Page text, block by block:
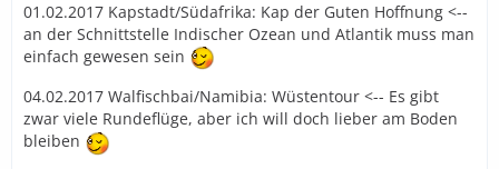
01.02.2017 Kapstadt/Südafrika: Kap der Guten Hoffnung <--
an der Schnittstelle Indischer Ozean und Atlantik muss man
einfach gewesen sein
04.02.2017 Walfischbai/Namibia: Wüstentour <-- Es gibt
zwar viele Rundeflüge, aber ich will doch lieber am Boden
bleiben